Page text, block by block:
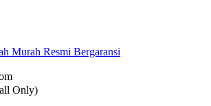
Murah Resmi Bergaransi
Only)